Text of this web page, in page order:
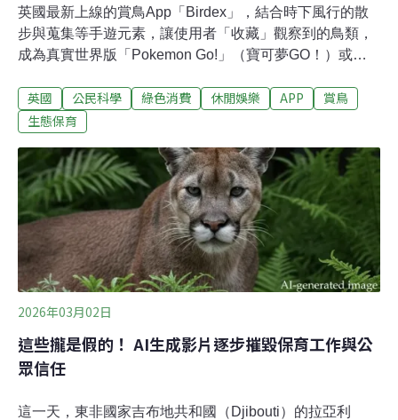
英國最新上線的賞鳥App「Birdex」，結合時下風行的散
步與蒐集等手遊元素，讓使用者「收藏」觀察到的鳥類，
成為真實世界版「Pokemon Go!」（寶可夢GO！）或
目擊一隻鳥就能蒐集「卡片」累積積分。越不尋常、越稀
有的物種，還能得到更多積分和獎勵。使用者彼此可以加
歲的史考特（Harry Scott）告訴《BBC》，開發初衷是讓
年輕人多接觸自然活動。史考特說，「我認為賞鳥和《寶
可夢》有很多相似的地方。」儘管有人認為，常掏出手機
會打斷賞鳥的自然體驗，但史考特對《衛報》表示，開發
這款App的目的是讓科技變成學習工具。「希望讓人們花
在手機上的時間具有正面意義。」「收集成套的東西，本
身就是種樂趣，不是嗎？」生活在倫敦的使用者威廉斯
（Michelle Williams）受訪時表示，
英國 公民科學 綠色消費 休閒娛樂 APP
賞鳥
生態保育
2026年03月02日
這些攏是假的！ AI生成影片逐步摧毀保育工作與公
眾信任
這一天，東非國家吉布地共和國（Djibouti）的拉亞利